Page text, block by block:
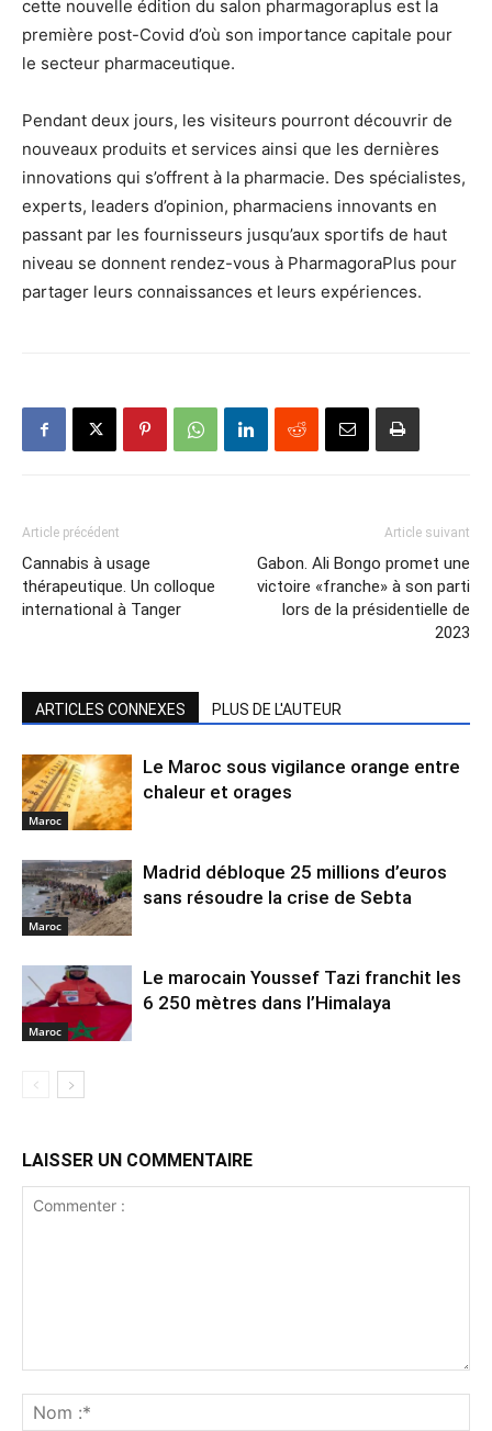
cette nouvelle édition du salon pharmagoraplus est la
première post-Covid d’où son importance capitale pour
le secteur pharmaceutique.
Pendant deux jours, les visiteurs pourront découvrir de
nouveaux produits et services ainsi que les dernières
innovations qui s’offrent à la pharmacie. Des spécialistes,
experts, leaders d’opinion, pharmaciens innovants en
passant par les fournisseurs jusqu’aux sportifs de haut
niveau se donnent rendez-vous à PharmagoraPlus pour
partager leurs connaissances et leurs expériences.
Article précédent
Cannabis à usage
thérapeutique. Un colloque
international à Tanger
Article suivant
Gabon. Ali Bongo promet une
victoire «franche» à son parti
lors de la présidentielle de
2023
ARTICLES CONNEXES PLUS DE L'AUTEUR
Maroc
Le Maroc sous vigilance orange entre
chaleur et orages
Maroc
Madrid débloque 25 millions d’euros
sans résoudre la crise de Sebta
Maroc
Le marocain Youssef Tazi franchit les
6 250 mètres dans l’Himalaya
LAISSER UN COMMENTAIRE